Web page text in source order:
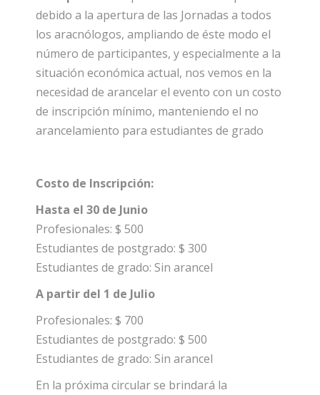
debido a la apertura de las Jornadas a todos
los aracnólogos, ampliando de éste modo el
número de participantes, y especialmente a la
situación económica actual, nos vemos en la
necesidad de arancelar el evento con un costo
de inscripción mínimo, manteniendo el no
arancelamiento para estudiantes de grado
Costo de Inscripción:
Hasta el 30 de Junio
Profesionales: $ 500
Estudiantes de postgrado: $ 300
Estudiantes de grado: Sin arancel
A partir del 1 de Julio
Profesionales: $ 700
Estudiantes de postgrado: $ 500
Estudiantes de grado: Sin arancel
En la próxima circular se brindará la